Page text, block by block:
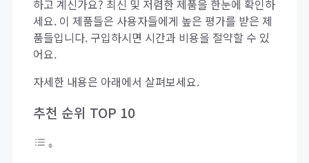
하고 계신가요? 최신 및 저렴한 제품을 한눈에 확인하
세요. 이 제품들은 사용자들에게 높은 평가를 받은 제
품들입니다. 구입하시면 시간과 비용을 절약할 수 있
어요.
자세한 내용은 아래에서 살펴보세요.
추천 순위 TOP 10